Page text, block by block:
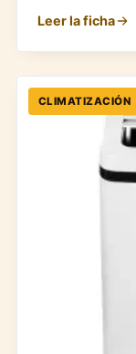
Leer la ficha
CLIMATIZACIÓN